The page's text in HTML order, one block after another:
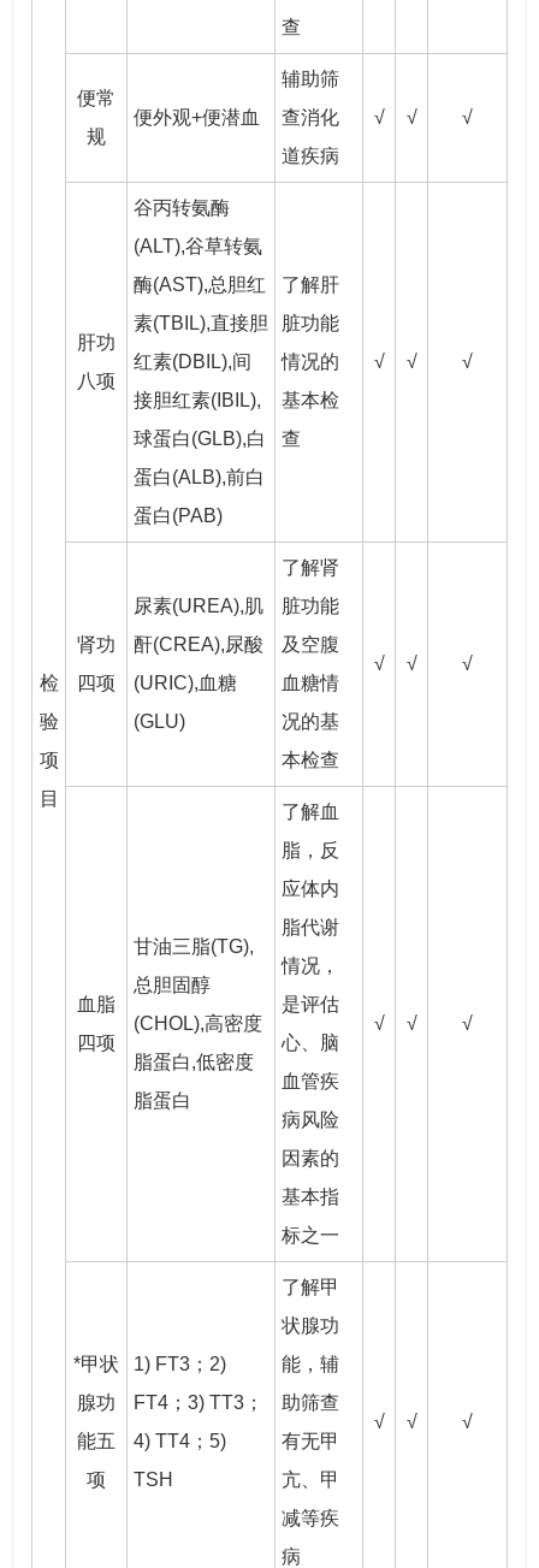
检
验
项
目
查
便常
规
便外观+便潜血
辅助筛
查消化
道疾病
√ √ √
肝功
八项
谷丙转氨酶
(ALT),谷草转氨
酶(AST),总胆红
素(TBIL),直接胆
红素(DBIL),间
接胆红素(IBIL),
球蛋白(GLB),白
蛋白(ALB),前白
蛋白(PAB)
了解肝
脏功能
情况的
基本检
查
√ √ √
肾功
四项
尿素(UREA),肌
酐(CREA),尿酸
(URIC),血糖
(GLU)
了解肾
脏功能
及空腹
血糖情
况的基
本检查
√ √ √
血脂
四项
甘油三脂(TG),
总胆固醇
(CHOL),高密度
脂蛋白,低密度
脂蛋白
了解血
脂，反
应体内
脂代谢
情况，
是评估
心、脑
血管疾
病风险
因素的
基本指
标之一
√ √ √
*甲状
腺功
能五
项
1) FT3；2)
FT4；3) TT3；
4) TT4；5)
TSH
了解甲
状腺功
能，辅
助筛查
有无甲
亢、甲
减等疾
病
√ √ √